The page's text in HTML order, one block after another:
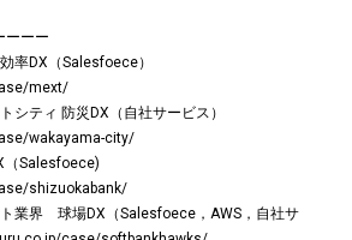
ーーー
率DX（Salesfoece）
mext/
シティ 防災DX（自社サービス）
wakayama-city/
（Salesfoece)
shizuokabank/
業界 球場DX（Salesfoece，AWS，自社サ